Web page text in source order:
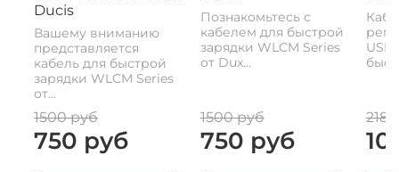
Ducis
Вашему вниманию
представляется
кабель для быстрой
зарядки WLCM Series
от...
1500 руб
750 руб
Познакомьтесь с
кабелем для быстрой
зарядки WLCM Series
от Dux...
1500 руб
750 руб